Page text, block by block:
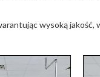
wysoką jakość,